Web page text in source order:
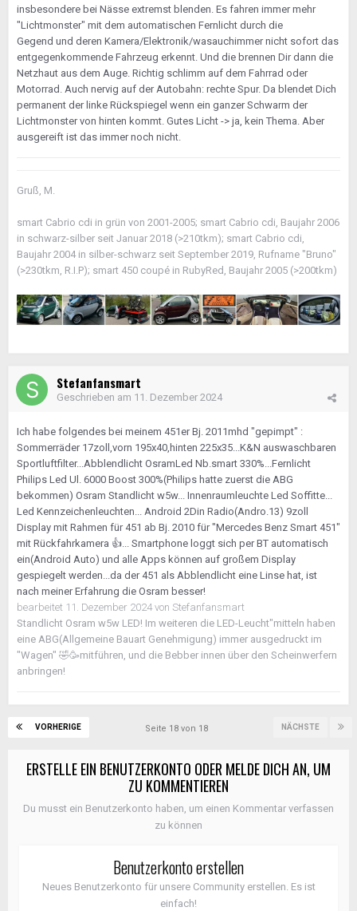
insbesondere bei Nässe extremst blenden. Es fahren immer mehr
"Lichtmonster" mit dem automatischen Fernlicht durch die
Gegend und deren Kamera/Elektronik/wasauchimmer nicht sofort das
entgegenkommende Fahrzeug erkennt. Und die brennen Dir dann die
Netzhaut aus dem Auge. Richtig schlimm auf dem Fahrrad oder
Motorrad. Auch nervig auf der Autobahn: rechte Spur. Da blendet Dich
permanent der linke Rückspiegel wenn ein ganzer Schwarm der
Lichtmonster von hinten kommt. Gutes Licht -> ja, kein Thema. Aber
ausgereift ist das immer noch nicht.
Gruß, M.
smart Cabrio cdi in grün von 2001-2005; smart Cabrio cdi, Baujahr 2006
in schwarz-silber seit Januar 2018 (>210tkm); smart Cabrio cdi,
Baujahr 2004 in silber-schwarz seit September 2019, Rufname "Bruno"
(>230tkm, R.I.P); smart 450 coupé in RubyRed, Baujahr 2005 (>200tkm)
Stefanfansmart
Geschrieben am 11. Dezember 2024
Ich habe folgendes bei meinem 451er Bj. 2011mhd "gepimpt" :
Sommerräder 17zoll,vorn 195x40,hinten 225x35...K&N auswaschbaren
Sportluftfilter...Abblendlicht OsramLed Nb.smart 330%...Fernlicht
Philips Led Ul. 6000 Boost 300%(Philips hatte zuerst die ABG
bekommen) Osram Standlicht w5w... Innenraumleuchte Led Soffitte...
Led Kennzeichenleuchten... Android 2Din Radio(Andro.13) 9zoll
Display mit Rahmen für 451 ab Bj. 2010 für "Mercedes Benz Smart 451"
mit Rückfahrkamera 👍... Smartphone loggt sich per BT automatisch
ein(Android Auto) und alle Apps können auf großem Display
gespiegelt werden...da der 451 als Abblendlicht eine Linse hat, ist
nach meiner Erfahrung die Osram besser!
bearbeitet 11. Dezember 2024 von Stefanfansmart
Standlicht Osram w5w LED! Im weiteren die LED-Leucht"mitteln haben
eine ABG(Allgemeine Bauart Genehmigung) immer ausgedruckt im
"Wagen" 🤣🥳mitführen, und die Bebber innen über den Scheinwerfern
anbringen!
VORHERIGE NÄCHSTE
Seite 18 von 18
ERSTELLE EIN BENUTZERKONTO ODER MELDE DICH AN, UM
ZU KOMMENTIEREN
Du musst ein Benutzerkonto haben, um einen Kommentar verfassen
zu können
Benutzerkonto erstellen
Neues Benutzerkonto für unsere Community erstellen. Es ist
einfach!